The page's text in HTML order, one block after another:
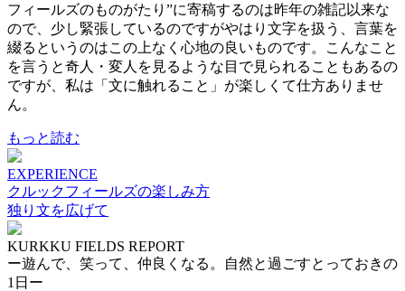
フィールズのものがたり”に寄稿するのは昨年の雑記以来な
ので、少し緊張しているのですがやはり文字を扱う、言葉を
綴るというのはこの上なく心地の良いものです。こんなこと
を言うと奇人・変人を見るような目で見られることもあるの
ですが、私は「文に触れること」が楽しくて仕方ありませ
ん。
もっと読む
EXPERIENCE
クルックフィールズの楽しみ方
独り文を広げて
KURKKU FIELDS REPORT
ー遊んで、笑って、仲良くなる。自然と過ごすとっておきの
1日ー